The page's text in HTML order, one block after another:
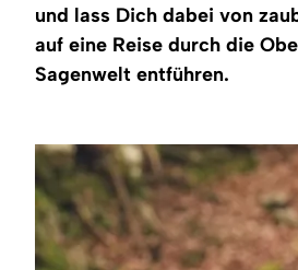
und lass Dich dabei von
auf eine Reise durch die
Sagenwelt entführen.